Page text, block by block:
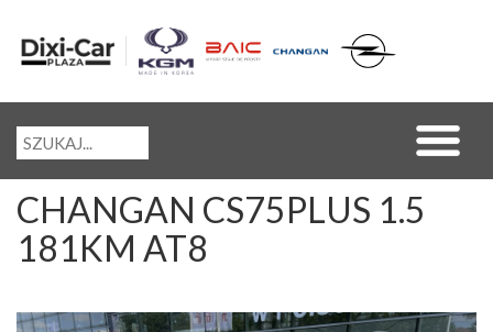
CHANGAN CS75PLUS 1.5
181KM AT8